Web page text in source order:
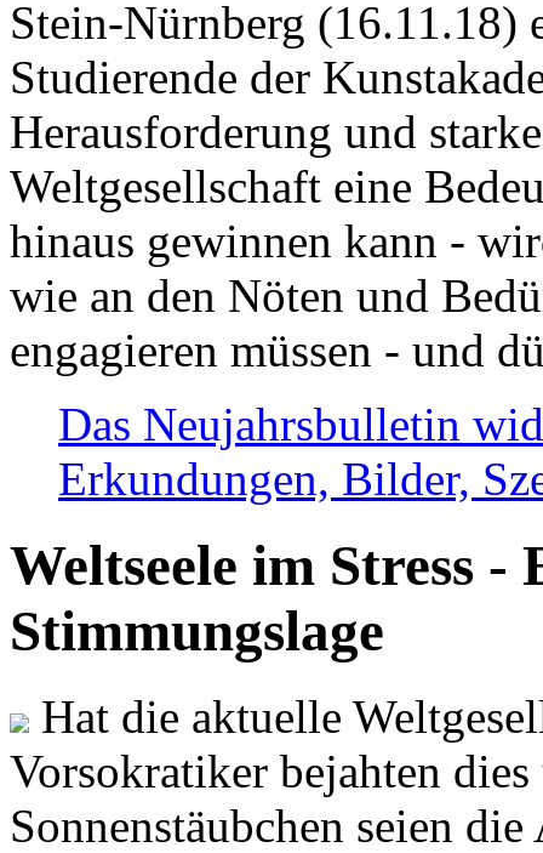
Stein-Nürnberg (16.11.18)
Studierende der
Herausforderung und
Weltgesellschaft eine
hinaus gewinnen kann -
wie an den Nöten und
engagieren müssen - und
Das Neujahrsbulletin
Erkundungen, Bilder,
Weltseele im Stress -
Stimmungslage
Hat die aktuelle
Vorsokratiker bejahten
Sonnenstäubchen seien